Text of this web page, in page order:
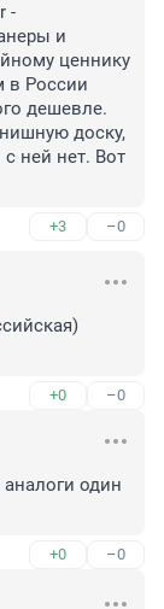
-
и
ценнику
в России
дешевле.
доску,
ней нет. Вот
+3 –0
+0 –0
один
+0 –0